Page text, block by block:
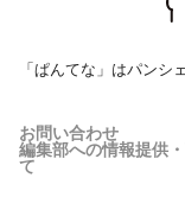
「ぱんてな」はパン
お問い合わせ
編集部への情報提供
て